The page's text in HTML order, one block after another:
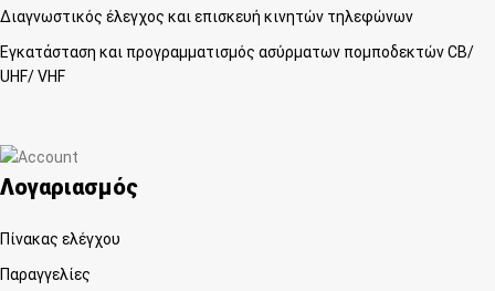
Διαγνωστικός έλεγχος και επισκευή κινητών τηλεφώνων
Εγκατάσταση και προγραμματισμός ασύρματων πομποδεκτών CB/
UHF/ VHF
Λογαριασμός
Πίνακας ελέγχου
Παραγγελίες